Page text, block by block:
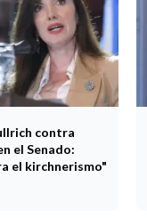
contra
el Senado:
el kirchnerismo"